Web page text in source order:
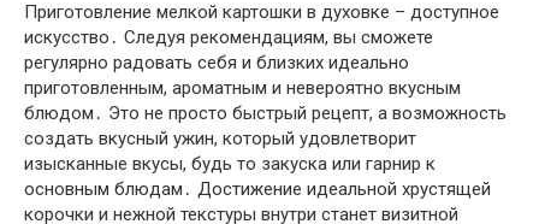
Приготовление мелкой картошки в духовке – доступное
искусство․ Следуя рекомендациям, вы сможете
регулярно радовать себя и близких идеально
приготовленным, ароматным и невероятно вкусным
блюдом․ Это не просто быстрый рецепт, а возможность
создать вкусный ужин, который удовлетворит
изысканные вкусы, будь то закуска или гарнир к
основным блюдам․ Достижение идеальной хрустящей
корочки и нежной текстуры внутри станет визитной